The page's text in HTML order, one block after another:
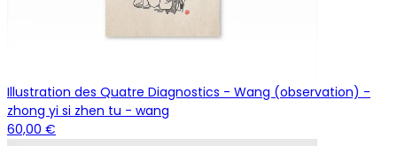
Illustration des Quatre Diagnostics - Wang (observation) -
zhong yi si zhen tu - wang
60,00 €